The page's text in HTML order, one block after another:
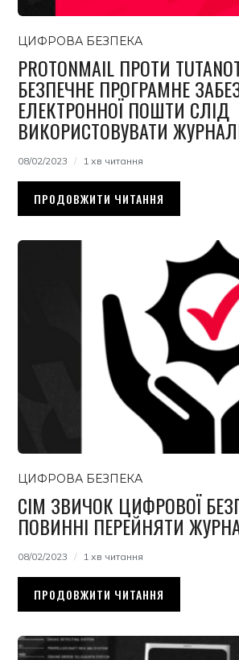
ЦИФРОВА БЕЗПЕКА
PROTONMAIL ПРОТИ
БЕЗПЕЧНЕ ПРОГРАМНЕ
ЕЛЕКТРОННОЇ ПОШТИ СЛІД
ВИКОРИСТОВУВАТИ
08/02/2023 1 хв читання
ПРОДОВЖИТИ ЧИТАННЯ
ЦИФРОВА БЕЗПЕКА
СІМ ЗВИЧОК ЦИФРОВОЇ
ПОВИННІ ПЕРЕЙНЯТИ
08/02/2023 1 хв читання
ПРОДОВЖИТИ ЧИТАННЯ